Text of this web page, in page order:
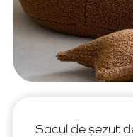
Sacul de șezut